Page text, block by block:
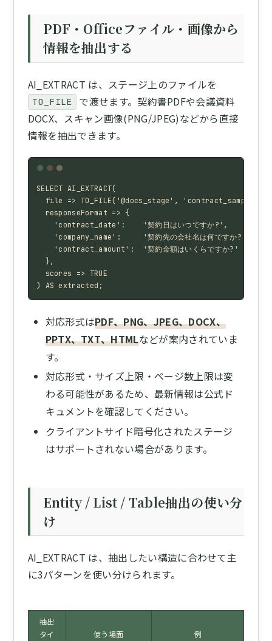
PDF・Officeファイル・画像から
情報を抽出する
AI_EXTRACT は、ステージ上のファイルを
TO_FILE
で渡せます。契約書PDFや会議資料
DOCX、スキャン画像(PNG/JPEG)などから直接
情報を抽出できます。
SELECT AI_EXTRACT(
file => TO_FILE('@docs_stage',
  responseFormat => {
    'contract_date':    '契約日はいつですか?',
    'company_name':     '契約先の会社名は何ですか?',
    'contract_amount':  '契約金額はいくらですか?'
  },
  scores => TRUE
) AS extracted;
対応形式はPDF、PNG、JPEG、DOCX、
PPTX、TXT、HTMLなどが案内されていま
す。
対応形式・サイズ上限・ページ数上限は変
わる可能性があるため、最新情報は公式ド
キュメントを確認してください。
クライアントサイド暗号化されたステージ
はサポートされない場合があります。
Entity / List / Table抽出の使い分
け
AI_EXTRACT は、抽出したい構造に合わせて主
に3パターンを使い分けられます。
抽出
タイ
使う場面 例